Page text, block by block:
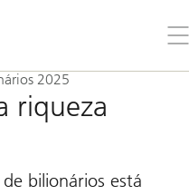
o
2025
riqueza
bilionários está